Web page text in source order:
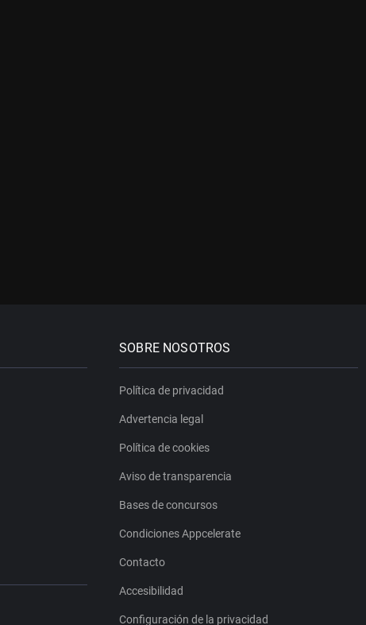
SOBRE NOSOTROS
Política de privacidad
Advertencia legal
Política de cookies
Aviso de transparencia
Bases de concursos
Condiciones Appcelerate
Contacto
Accesibilidad
Configuración de la privacidad